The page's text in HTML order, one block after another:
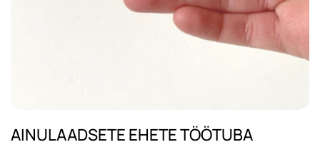
AINULAADSETE EHETE TÖÖTUBA